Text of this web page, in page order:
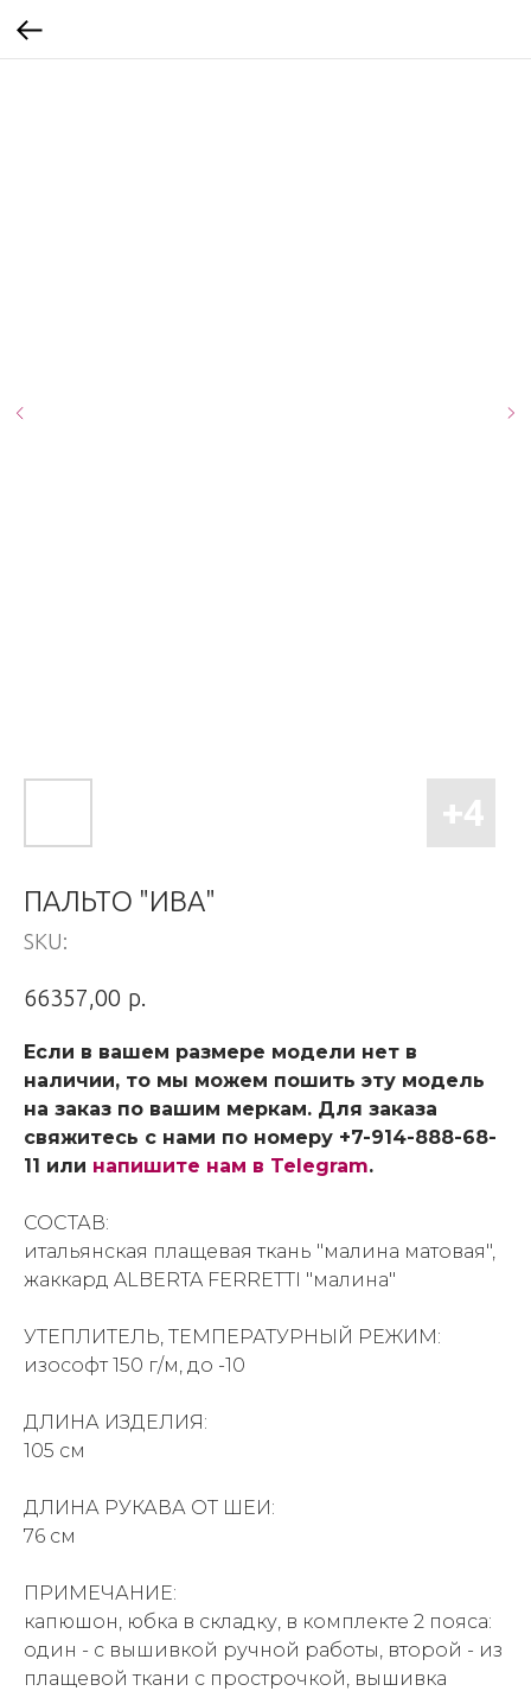
ПАЛЬТО "ИВА"
SKU:
66357,00 р.
Если в вашем размере модели нет в
наличии, то мы можем пошить эту модель
на заказ по вашим меркам. Для заказа
свяжитесь с нами по номеру +7-914-888-68-
11 или напишите нам в Telegram.
СОСТАВ:
итальянская плащевая ткань "малина матовая",
жаккард ALBERTA FERRETTI "малина"
УТЕПЛИТЕЛЬ, ТЕМПЕРАТУРНЫЙ РЕЖИМ:
изософт 150 г/м, до -10
ДЛИНА ИЗДЕЛИЯ:
105 см
ДЛИНА РУКАВА ОТ ШЕИ:
76 см
ПРИМЕЧАНИЕ:
капюшон, юбка в складку, в комплекте 2 пояса:
один - с вышивкой ручной работы, второй - из
плащевой ткани с прострочкой, вышивка